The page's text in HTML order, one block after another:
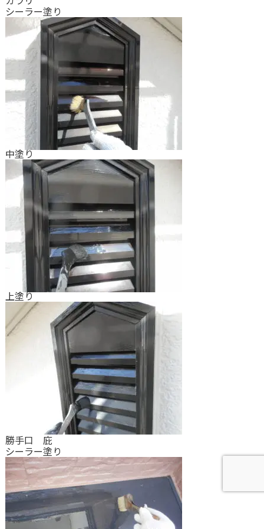
シーラー塗り
中塗り
上塗り
勝手口 庇
シーラー塗り